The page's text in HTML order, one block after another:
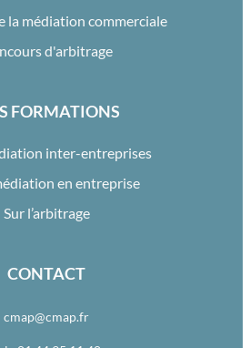
la médiation commerciale
d'arbitrage
FORMATIONS
inter-entreprises
en entreprise
Sur l’arbitrage
CONTACT
cmap@cmap.fr